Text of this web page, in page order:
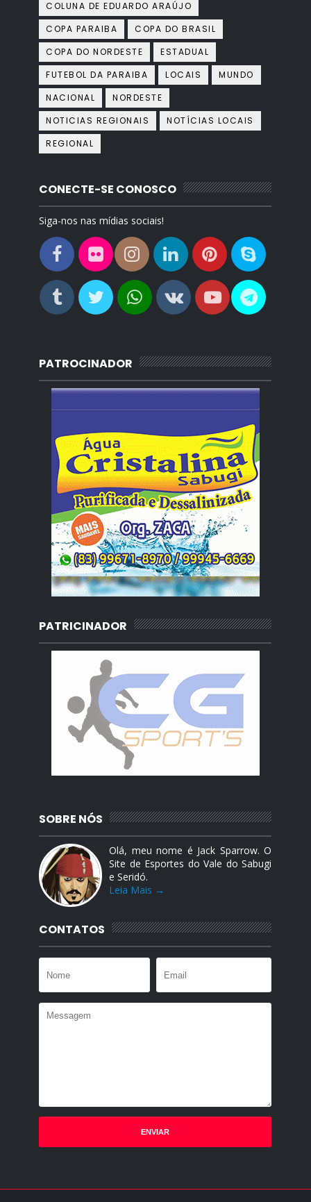
COLUNA DE EDUARDO ARAÚJO
COPA PARAIBA
COPA DO BRASIL
COPA DO NORDESTE
ESTADUAL
FUTEBOL DA PARAIBA
LOCAIS
MUNDO
NACIONAL
NORDESTE
NOTICIAS REGIONAIS
NOTÍCIAS LOCAIS
REGIONAL
CONECTE-SE CONOSCO
Siga-nos nas mídias sociais!
PATROCINADOR
PATRICINADOR
SOBRE NÓS
Olá, meu nome é Jack Sparrow. O
Site de Esportes do Vale do Sabugi
e Seridó.
Leia Mais →
CONTATOS